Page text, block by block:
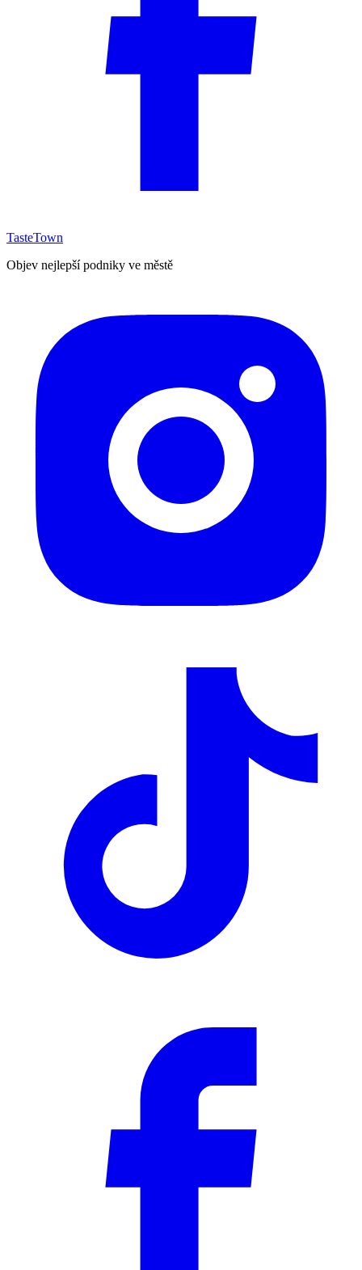
TasteTown
Objev nejlepší podniky ve městě